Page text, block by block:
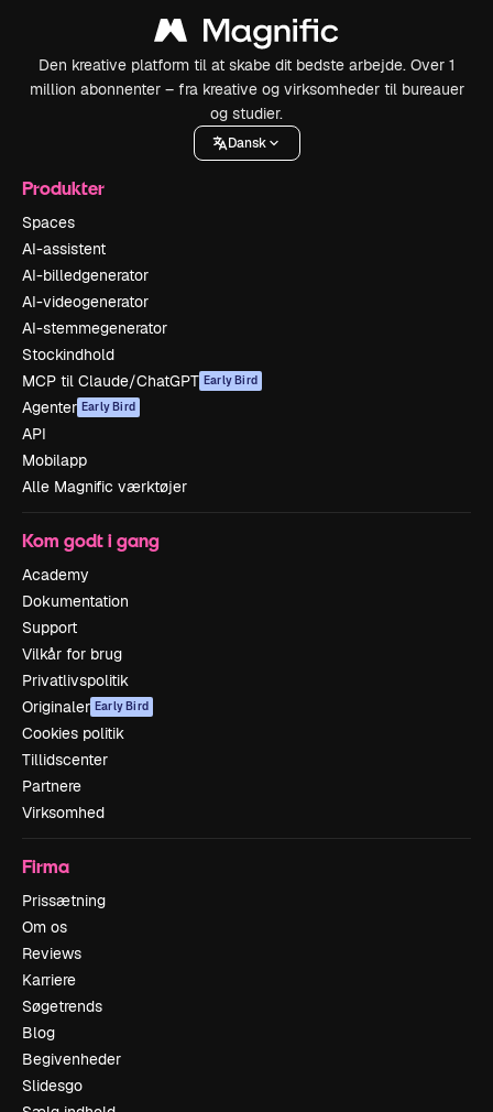
Den kreative platform til at skabe dit bedste arbejde. Over 1
million abonnenter – fra kreative og virksomheder til bureauer
og studier.
Dansk
Produkter
Spaces
AI-assistent
AI-billedgenerator
AI-videogenerator
AI-stemmegenerator
Stockindhold
MCP til Claude/ChatGPT Early Bird
Agenter Early Bird
API
Mobilapp
Alle Magnific værktøjer
Kom godt i gang
Academy
Dokumentation
Support
Vilkår for brug
Privatlivspolitik
Originaler Early Bird
Cookies politik
Tillidscenter
Partnere
Virksomhed
Firma
Prissætning
Om os
Reviews
Karriere
Søgetrends
Blog
Begivenheder
Slidesgo